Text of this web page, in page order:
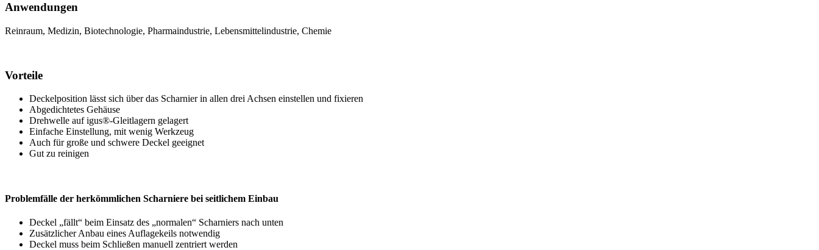
Anwendungen
Reinraum, Medizin, Biotechnologie, Pharmaindustrie, Lebensmittelindustrie, Chemie
Vorteile
Deckelposition lässt sich über das Scharnier in allen drei Achsen einstellen und fixieren
Abgedichtetes Gehäuse
Drehwelle auf igus®-Gleitlagern gelagert
Einfache Einstellung, mit wenig Werkzeug
Auch für große und schwere Deckel geeignet
Gut zu reinigen
Problemfälle der herkömmlichen Scharniere bei seitlichem Einbau
Deckel „fällt“ beim Einsatz des „normalen“ Scharniers nach unten
Zusätzlicher Anbau eines Auflagekeils notwendig
Deckel muss beim Schließen manuell zentriert werden